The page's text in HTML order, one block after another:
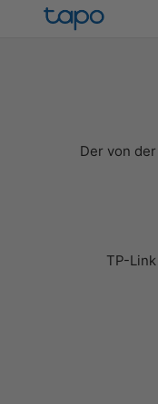
Zum Inhalt springen
TP-Link Tapo
Der von
TP-